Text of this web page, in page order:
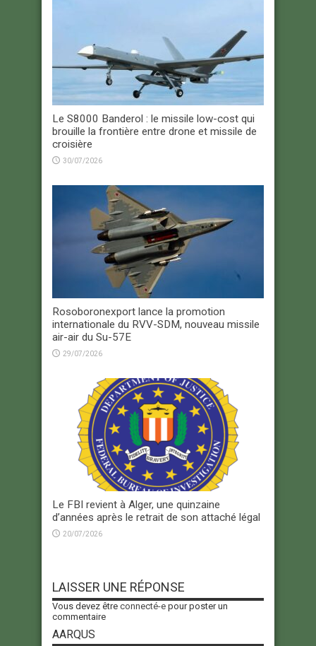
Le S8000 Banderol : le missile low-cost qui
brouille la frontière entre drone et missile de
croisière
30/07/2026
Rosoboronexport lance la promotion
internationale du RVV-SDM, nouveau missile
air-air du Su-57E
29/07/2026
Le FBI revient à Alger, une quinzaine
d’années après le retrait de son attaché légal
20/07/2026
LAISSER UNE RÉPONSE
Vous devez être connecté-e pour poster un
commentaire
AARQUS